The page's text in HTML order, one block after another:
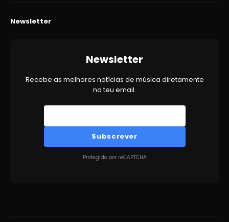
Newsletter
Newsletter
Recebe as melhores notícias de música diretamente
no teu email.
Subscrever
Protegido por reCAPTCHA